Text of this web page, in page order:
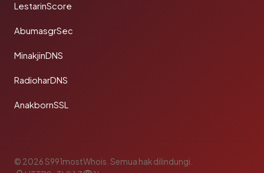
LestarinScore
AbumasgrSec
MinakjinDNS
RadioharDNS
AnakbornSSL
© 2026 S991mostWhois. Semua hak dilindungi.